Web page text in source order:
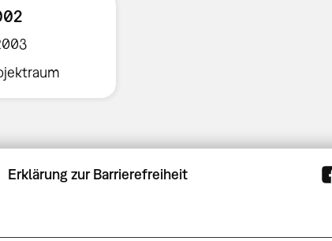
Erklärung zur Barrierefreiheit